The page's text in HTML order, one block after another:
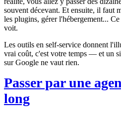
souvent décevant. Et ensuite, il faut
les plugins, gérer l'hébergement...
voit.
Les outils en self-service donnent
vrai coût, c'est votre temps — et un
sur Google ne vaut rien.
Passer par une
long